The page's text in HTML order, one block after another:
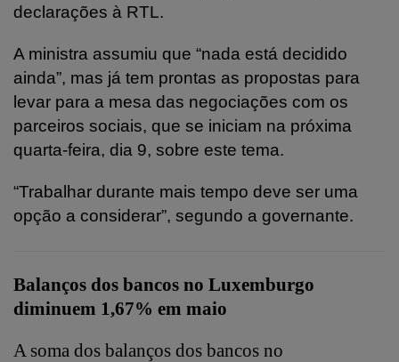
declarações à RTL.
A ministra assumiu que “nada está decidido
ainda”, mas já tem prontas as propostas para
levar para a mesa das negociações com os
parceiros sociais, que se iniciam na próxima
quarta-feira, dia 9, sobre este tema.
“Trabalhar durante mais tempo deve ser uma
opção a considerar”, segundo a governante.
Balanços dos bancos no Luxemburgo
diminuem 1,67% em maio
A soma dos balanços dos bancos no